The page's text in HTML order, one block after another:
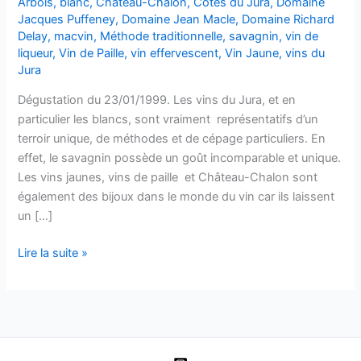
Jacques Puffeney, Domaine Jean Macle, Domaine Richard
Delay, macvin, Méthode traditionnelle, savagnin,vin de
liqueur,Vin de Paille,vin effervescent,Vin Jaune,vins du
Jura
Dégustation du 23/01/1999. Les vins du Jura, et en
particulier les blancs, sont vraiment représentatifs d’un
terroir unique, de méthodes et de cépage particuliers. En
effet, le savagnin possède un goût incomparable et unique.
Les vins jaunes, vins de paille et Château-Chalon sont
également des bijoux dans le monde du vin car ils laissent
un […]
Les
Lire la suite »